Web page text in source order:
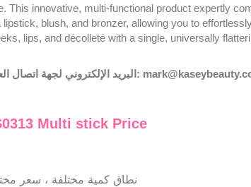
This innovative, multi-functional product expertly
lipstick, blush, and bronzer, allowing you to
lips, and décolleté with a single, universally
البريد الإلكتروني لجهة اتصال العمل:
Multi stick Price
نطاق كمية مختلفة ، سعر